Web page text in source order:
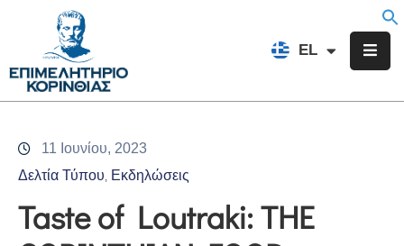
EL
FR
Επιμελητήριο
Υπηρεσίες
Προγράμματα
11 Ιουνίου, 2023
Δελτία Τύπου Εκδηλώσεις
Taste of Loutraki: THE